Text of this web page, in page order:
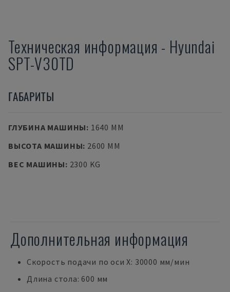
Техническая информация - Hyundai
SPT-V30TD
ГАБАРИТЫ
ГЛУБИНА МАШИНЫ: 1640 MM
ВЫСОТА МАШИНЫ: 2600 MM
ВЕС МАШИНЫ: 2300 KG
Дополнительная информация
Скорость подачи по оси X: 30000 мм/мин
Длина стола: 600 мм